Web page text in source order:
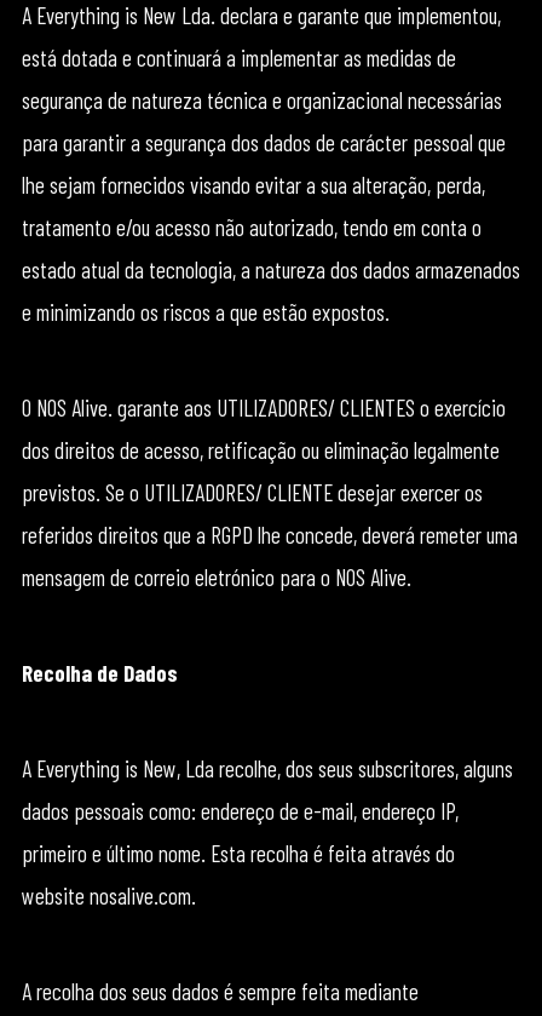
A Everything is New Lda. declara e garante que implementou,
está dotada e continuará a implementar as medidas de
segurança de natureza técnica e organizacional necessárias
para garantir a segurança dos dados de carácter pessoal que
lhe sejam fornecidos visando evitar a sua alteração, perda,
tratamento e/ou acesso não autorizado, tendo em conta o
estado atual da tecnologia, a natureza dos dados armazenados
e minimizando os riscos a que estão expostos.
O NOS Alive. garante aos UTILIZADORES/ CLIENTES o exercício
dos direitos de acesso, retificação ou eliminação legalmente
previstos. Se o UTILIZADORES/ CLIENTE desejar exercer os
referidos direitos que a RGPD lhe concede, deverá remeter uma
mensagem de correio eletrónico para o NOS Alive.
Recolha de Dados
A Everything is New, Lda recolhe, dos seus subscritores, alguns
dados pessoais como: endereço de e-mail, endereço IP,
primeiro e último nome. Esta recolha é feita através do
website nosalive.com.
A recolha dos seus dados é sempre feita mediante